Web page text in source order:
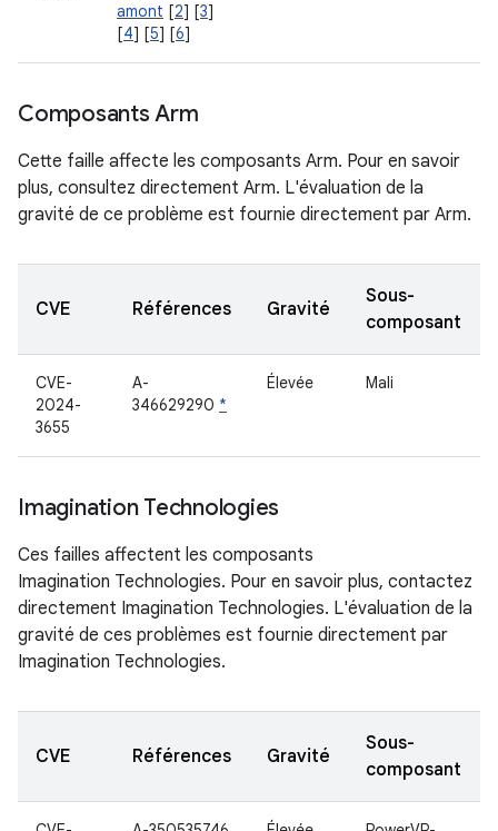
amont [2] [3]
[4] [5] [6]
Composants Arm
Cette faille affecte les composants Arm. Pour en savoir
plus, consultez directement Arm. L'évaluation de la
gravité de ce problème est fournie directement par Arm.
CVE Références Gravité
Sous-
composant
CVE-
2024-
3655
A-
346629290 *
Élevée Mali
Imagination Technologies
Ces failles affectent les composants
Imagination Technologies. Pour en savoir plus, contactez
directement Imagination Technologies. L'évaluation de la
gravité de ces problèmes est fournie directement par
Imagination Technologies.
CVE Références Gravité
Sous-
composant